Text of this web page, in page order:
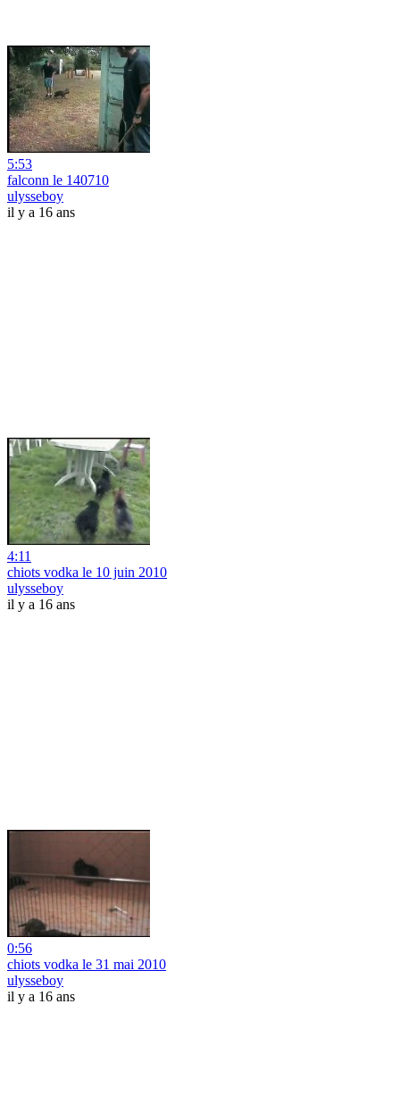
5:53
falconn le 140710
ulysseboy
il y a 16 ans
4:11
chiots vodka le 10 juin 2010
ulysseboy
il y a 16 ans
0:56
chiots vodka le 31 mai 2010
ulysseboy
il y a 16 ans